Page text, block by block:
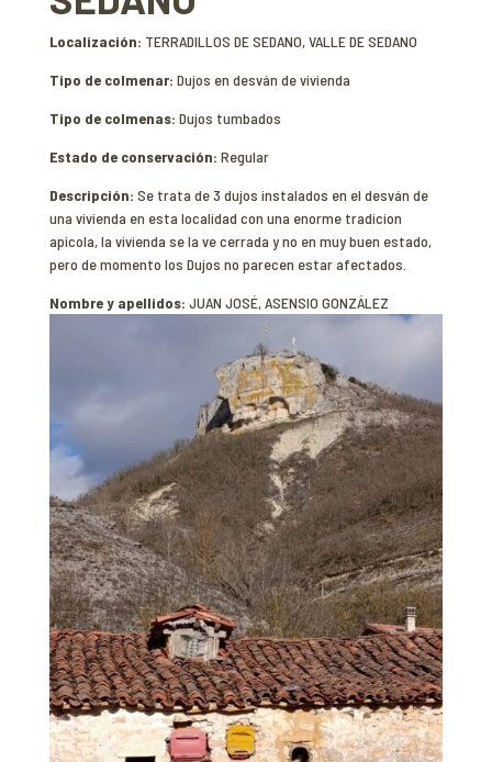
Localización: TERRADILLOS DE SEDANO, VALLE DE SEDANO
Tipo de colmenar: Dujos en desván de vivienda
Tipo de colmenas: Dujos tumbados
Estado de conservación: Regular
Descripción: Se trata de 3 dujos instalados en el desván de
una vivienda en esta localidad con una enorme tradicion
apicola, la vivienda se la ve cerrada y no en muy buen estado,
pero de momento los Dujos no parecen estar afectados.
Nombre y apellidos: JUAN JOSÉ, ASENSIO GONZÁLEZ